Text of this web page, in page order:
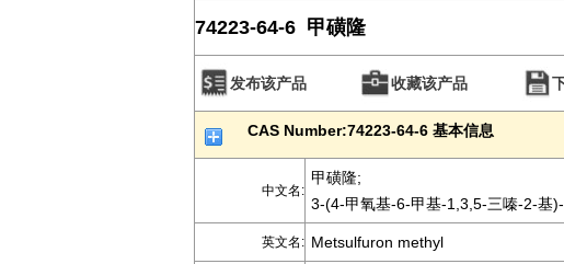
74223-64-6 甲磺隆
发布该产品 收藏该产品
CAS Number:74223-64-6 基本信息
中文名:
甲磺隆;
3-(4-甲氧基-6-甲基-1,3,5-三嗪-2-基
英文名: Metsulfuron methyl